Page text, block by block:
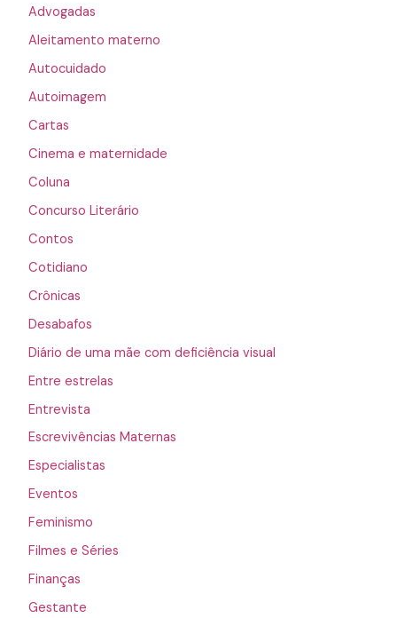
Advogadas
Aleitamento materno
Autocuidado
Autoimagem
Cartas
Cinema e maternidade
Coluna
Concurso Literário
Contos
Cotidiano
Crônicas
Desabafos
Diário de uma mãe com deficiência visual
Entre estrelas
Entrevista
Escrevivências Maternas
Especialistas
Eventos
Feminismo
Filmes e Séries
Finanças
Gestante